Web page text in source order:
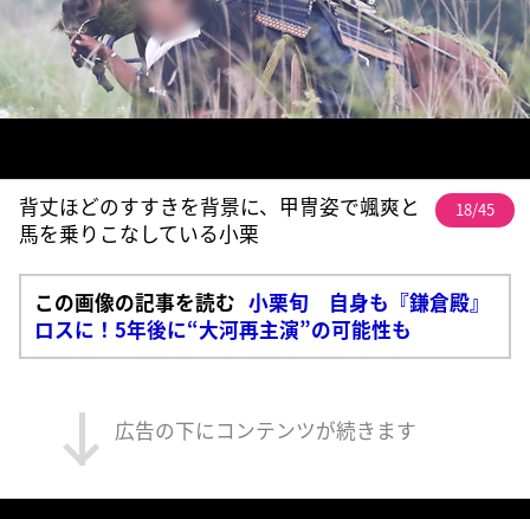
背丈ほどのすすきを背景に、甲冑姿で颯爽と
馬を乗りこなしている小栗
18/45
この画像の記事を読む 小栗旬 自身も『鎌倉殿』
ロスに！5年後に“大河再主演”の可能性も
広告の下にコンテンツが続きます